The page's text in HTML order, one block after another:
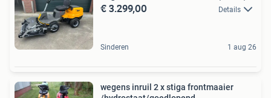
€ 3.299,00 Details
Sinderen 1 aug 26
wegens inruil 2 x stiga frontmaaier